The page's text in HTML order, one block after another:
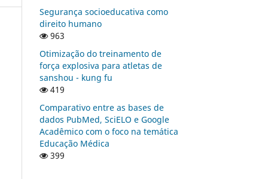
Segurança socioeducativa como
direito humano
963
Otimização do treinamento de
força explosiva para atletas de
sanshou - kung fu
419
Comparativo entre as bases de
dados PubMed, SciELO e Google
Acadêmico com o foco na temática
Educação Médica
399